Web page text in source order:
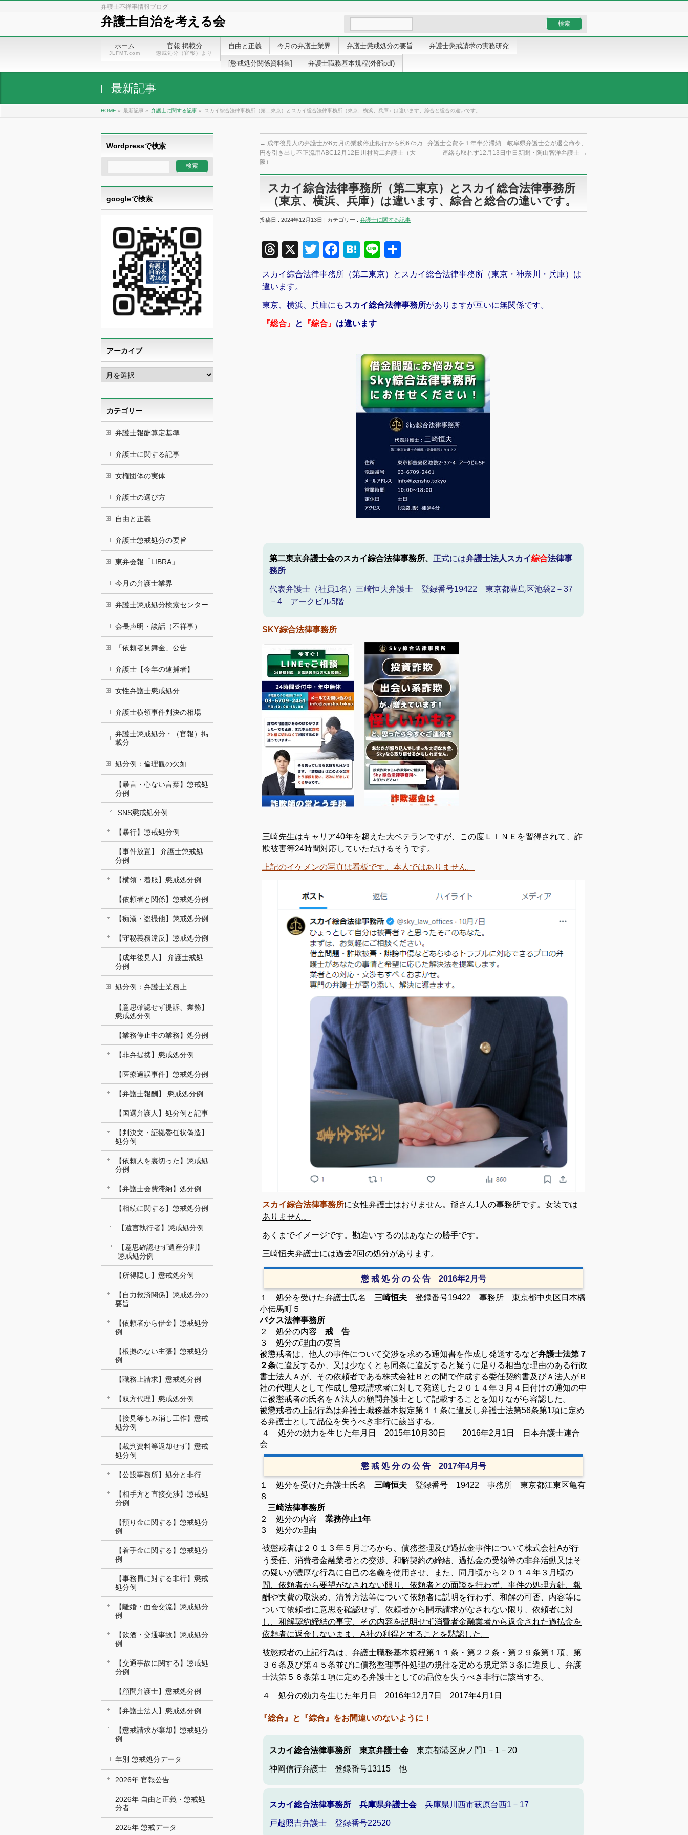
弁護士不祥事情報ブログ
弁護士自治を考える会
ホーム
JLFMT.com
官報 掲載分
懲戒処分（官報）より
自由と正義 今月の弁護士業界 弁護士懲戒処分の要旨 弁護士懲戒請求の実務研究
[懲戒処分関係資料集] 弁護士職務基本規程(外部pdf)
最新記事
HOME » 最新記事 » 弁護士に関する記事 » スカイ綜合法律事務所（第二東京）とスカイ総合法律事務所（東京、横浜、兵庫）は違います、綜合と総合の違いです。
← 成年後見人の弁護士が6カ月の業務停止銀行から約675万
円を引き出し不正流用ABC12月12日川村哲二弁護士（大
阪）
弁護士会費を１年半分滞納 岐阜県弁護士会が退会命令、
連絡も取れず12月13日中日新聞・陶山智洋弁護士 →
スカイ綜合法律事務所（第二東京）とスカイ総合法律事務所
（東京、横浜、兵庫）は違います、綜合と総合の違いです。
投稿日 : 2024年12月13日 | カテゴリー : 弁護士に関する記事
Threads
X TwitterFacebook
Hatena
Line
スカイ綜合法律事務所（第二東京）とスカイ総合法律事務所（東京・神奈川・兵庫）は
違います。
東京、横浜、兵庫にも スカイ総合法律事務所がありますが互いに無関係です。
『総合』 と 『綜合』 は違います
第二東京弁護士会のスカイ綜合法律事務所、 正式には弁護士法人スカイ綜合法律事
務所
代表弁護士（社員1名）三崎恒夫弁護士 登録番号19422 東京都豊島区池袋2－37
－4 アークビル5階
SKY綜合法律事務所
三崎先生はキャリア40年を超えた大ベテランですが、この度ＬＩＮＥを習得されて、詐
欺被害等24時間対応していただけるそうです。
上記のイケメンの写真は看板です。本人ではありません。
スカイ綜合法律事務所に女性弁護士はおりません。 爺さん1人の事務所です。女装では
ありません。
あくまでイメージです。勘違いするのはあなたの勝手です。
三崎恒夫弁護士には過去2回の処分があります。
懲 戒 処 分 の 公 告 2016年2月号
１ 処分を受けた弁護士氏名 三崎恒夫 登録番号19422 事務所 東京都中央区日本橋
小伝馬町５
パクス法律事務所
２ 処分の内容 戒 告
３ 処分の理由の要旨
被懲戒者は、他人の事件について交渉を求める通知書を作成し発送するなど弁護士法第７
２条に違反するか、又は少なくとも同条に違反すると疑うに足りる相当な理由のある行政
書士法人Ａが、その依頼者である株式会社Ｂとの間で作成する委任契約書及びＡ法人がＢ
社の代理人として作成し懲戒請求者に対して発送した２０１４年３月４日付けの通知の中
に被懲戒者の氏名をＡ法人の顧問弁護士として記載することを知りながら容認した。
被懲戒者の上記行為は弁護士職務基本規定第１１条に違反し弁護士法第56条第1項に定め
る弁護士として品位を失うべき非行に該当する。
４ 処分の効力を生じた年月日 2015年10月 30日 2016年2 月 1 日 日本弁護士連合
会
懲 戒 処 分 の 公 告 2017年4月号
１ 処分を受けた弁護士氏名 三崎恒夫 登録番号 19422 事務所 東京都江東区亀有
８
三崎法律事務所
２ 処分の内容 業務停止1年
３ 処分の理由
被懲戒者は２０１３年５月ごろから、債務整理及び過払金事件について株式会社Aが行
う受任、消費者金融業者との交渉、和解契約の締結、過払金の受領等の非弁活動又はそ
の疑いが濃厚な行為に自己の名義を使用させ、また、同月頃から２０１４年３月頃の
間、依頼者から要望がなされない限り、依頼者との面談を行わず、事件の処理方針、報
酬や実費の取決め、清算方法等について依頼者に説明を行わず、和解の可否、内容等に
ついて依頼者に意思を確認せず、依頼者から開示請求がなされない限り、依頼者に対
し、和解契約締結の事実、その内容を説明せず消費者金融業者から返金された過払金を
依頼者に返金しないまま、 A社の利得とすることを黙認した。
被懲戒者の上記行為は、弁護士職務基本規程第１１条・第２２条・第２９条第１項、第
３６条及び第４５条並びに債務整理事件処理の規律を定める規定第３条に違反し、弁護
士法第５６条第１項に定める弁護士としての品位を失うべき非行に該当する。
４ 処分の効力を生じた年月日 2016年12月7日 2017年4月1日
『総合』と『綜合』をお間違いのないように！
スカイ総合法律事務所 東京弁護士会東京都港区虎ノ門1－1－20
神岡信行弁護士 登録番号13115 他
スカイ総合法律事務所 兵庫県弁護士会兵庫県川西市萩原台西1－17
戸越照吉弁護士 登録番号22520
Wordpressで検索
googleで検索
アーカイブ
ア
ー
イ
ブカテゴリー
弁護士報酬算定基準
弁護士に関する記事
女権団体の実体
弁護士の選び方
自由と正義
弁護士懲戒処分の要旨
東弁会報「LIBRA」
今月の弁護士業界
弁護士懲戒処分検索センター
会長声明・談話（不祥事）
「依頼者見舞金」公告
弁護士【今年の逮捕者】
女性弁護士懲戒処分
弁護士横領事件判決の相場
弁護士懲戒処分・（官報）掲
載分
処分例：倫理観の欠如
【暴言・心ない言葉】懲戒処
分例
SNS懲戒処分例
【暴行】懲戒処分例
【事件放置】 弁護士懲戒処
分例
【横領・着服】懲戒処分例
【依頼者と関係】懲戒処分例
【痴漢・盗撮他】懲戒処分例
【守秘義務違反】懲戒処分例
【成年後見人】 弁護士戒処
分例
処分例：弁護士業務上
【意思確認せず提訴、業務】
懲戒処分例
【業務停止中の業務】処分例
【非弁提携】懲戒処分例
【医療過誤事件】懲戒処分例
【弁護士報酬】 懲戒処分例
【国選弁護人】処分例と記事
【判決文・証拠委任状偽造】
処分例
【依頼人を裏切った】懲戒処
分例
【弁護士会費滞納】処分例
【相続に関する】懲戒処分例
【遺言執行者】懲戒処分例
【意思確認せず遺産分割】
懲戒処分例
【所得隠し】懲戒処分例
【自力救済関係】懲戒処分の
要旨
【依頼者から借金】懲戒処分
例
【根拠のない主張】懲戒処分
例
【職務上請求】懲戒処分例
【双方代理】懲戒処分例
【接見等もみ消し工作】懲戒
処分例
【裁判資料等返却せず】懲戒
処分例
【公設事務所】処分と非行
【相手方と直接交渉】懲戒処
分例
【預り金に関する】懲戒処分
例
【着手金に関する】懲戒処分
例
【事務員に対する非行】懲戒
処分例
【離婚・面会交流】懲戒処分
例
【飲酒・交通事故】懲戒処分
例
【交通事故に関する】懲戒処
分例
【顧問弁護士】懲戒処分例
【弁護士法人】懲戒処分例
【懲戒請求が棄却】懲戒処分
例
年別 懲戒処分データ
2026年 官報公告
2026年 自由と正義・懲戒処
分者
2025年 懲戒データ